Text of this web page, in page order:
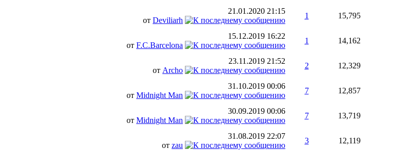
21.01.2020 21:15
от Deviliarh
1 15,795
15.12.2019 16:22
от F.C.Barcelona
1 14,162
23.11.2019 21:52
от Archo
2 12,329
31.10.2019 00:06
от Midnight Man
7 12,857
30.09.2019 00:06
от Midnight Man
7 13,719
31.08.2019 22:07
от zau
3 12,119